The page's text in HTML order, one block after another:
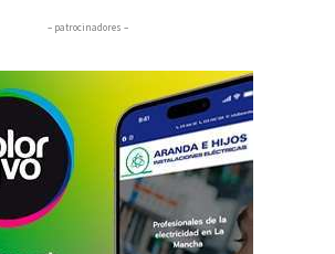
– patrocinadores –